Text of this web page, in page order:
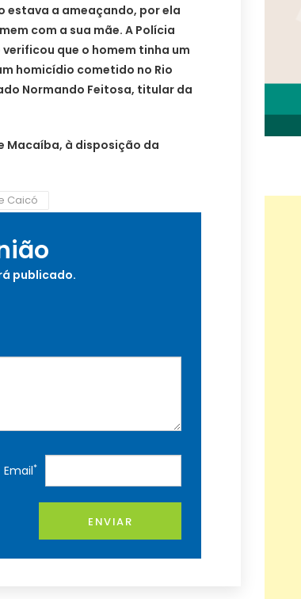
estava a ameaçando, por ela
com a sua mãe. A Polícia
que o homem tinha um
homicídio cometido no Rio
Normando Feitosa, titular da
Macaíba, à disposição da
Caicó
publicado.
Email*
ENVIAR